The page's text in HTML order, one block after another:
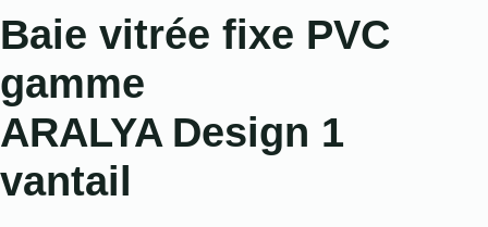
Baie vitrée fixe PVC
gamme
ARALYA Design 1
vantail